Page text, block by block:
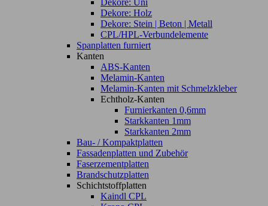
Dekore: Uni
Dekore: Holz
Dekore: Stein | Beton | Metall
CPL/HPL-Verbundelemente
Spanplatten furniert
Kanten
ABS-Kanten
Melamin-Kanten
Melamin-Kanten mit Schmelzkleber
Echtholz-Kanten
Furnierkanten 0,6mm
Starkkanten 1mm
Starkkanten 2mm
Bau- / Kompaktplatten
Fassadenplatten und Zubehör
Faserzementplatten
Brandschutzplatten
Schichtstoffplatten
Kaindl CPL